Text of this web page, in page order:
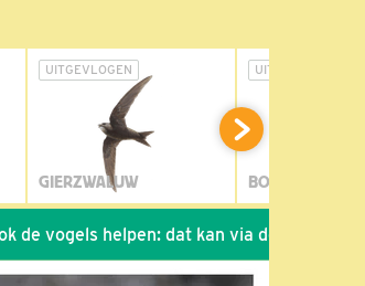
UITGEVLOGEN
GIERZWALUW
UITGEVLOGEN
BOSUIL
helpen: dat kan via de link! *